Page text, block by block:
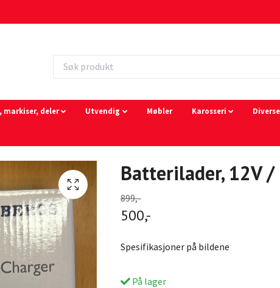
markiser, deler Utvendig Møbler Karosseri Diverse
Batterilader, 12V /
899,-
500,-
Spesifikasjoner på bildene
På lager